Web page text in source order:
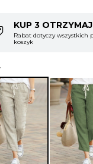
KUP 4
Rabat dotyczy
koszyk